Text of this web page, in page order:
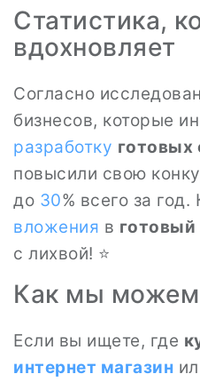
Статистика,
вдохновляет
Согласно
бизнесов, которые
разработку готовых
повысили свою
до 30% всего за год.
вложения в готовый
с лихвой! ⭐
Как мы можем
Если вы ищете, где
интернет магазин